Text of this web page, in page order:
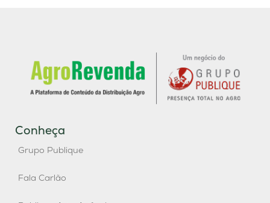
Conheça
Grupo Publique
Fala Carlão